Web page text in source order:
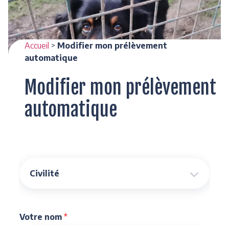
Accueil > Modifier mon prélèvement
automatique
Modifier mon prélèvement
automatique
Votre nom *